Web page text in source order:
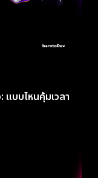
แบบไหนคุ้มเวลา